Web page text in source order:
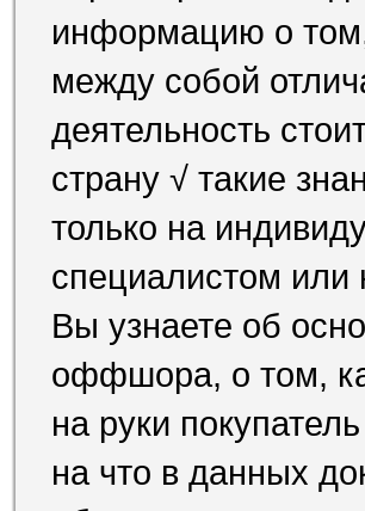
информацию о
между собой
деятельность
страну √ такие
только на
специалистом
Вы узнаете об
оффшора, о том,
на руки
на что в данных